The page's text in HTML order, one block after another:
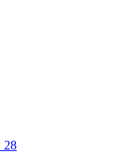
28